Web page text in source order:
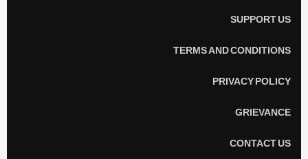
SUPPORT US
TERMS AND CONDITIONS
PRIVACY POLICY
GRIEVANCE
CONTACT US